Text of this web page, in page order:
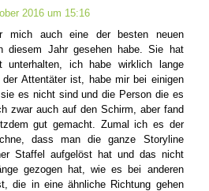
2016 um 15:16
mich auch eine der besten neuen
diesem Jahr gesehen habe. Sie hat
unterhalten, ich habe wirklich lange
Attentäter ist, habe mir bei einigen
es nicht sind und die Person die es
zwar auch auf den Schirm, aber fand
gut gemacht. Zumal ich es der
dass man die ganze Storyline
Staffel aufgelöst hat und das nicht
gezogen hat, wie es bei anderen
die in eine ähnliche Richtung gehen